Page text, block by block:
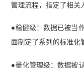
管理流程，指定了相关
●稳健级：数据已被当
面制定了系列的标准化
●量化管理级：数据被